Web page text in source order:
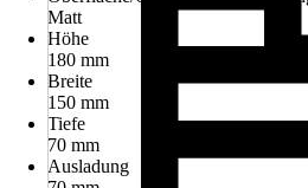
Matt
Höhe
180 mm
Breite
150 mm
Tiefe
70 mm
Ausladung